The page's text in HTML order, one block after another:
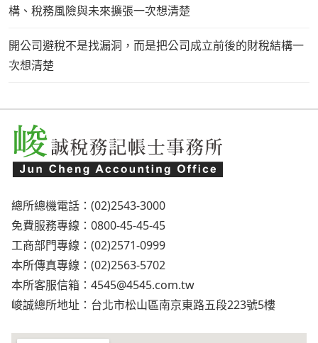
構、稅務風險與未來擴張一次想清楚
開公司避稅不是找漏洞，而是把公司成立前後的財稅結構一
次想清楚
總所總機電話：(02)2543-3000
免費服務專線：0800-45-45-45
工商部門專線：(02)2571-0999
本所傳真專線：(02)2563-5702
本所客服信箱： 4545@4545.com.tw
峻誠總所地址：台北市松山區南京東路五段223號5樓